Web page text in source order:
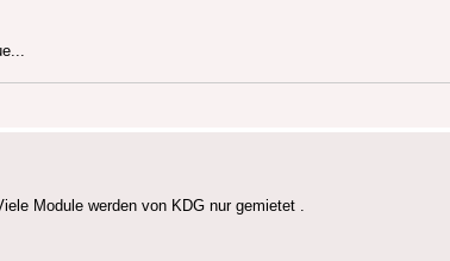
Module werden von KDG nur gemietet .